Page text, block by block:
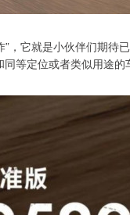
，它就是小伙伴们期
等定位或者类似用途的